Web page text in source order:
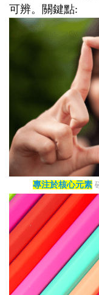
可辨。關鍵點:
專注於核心元素